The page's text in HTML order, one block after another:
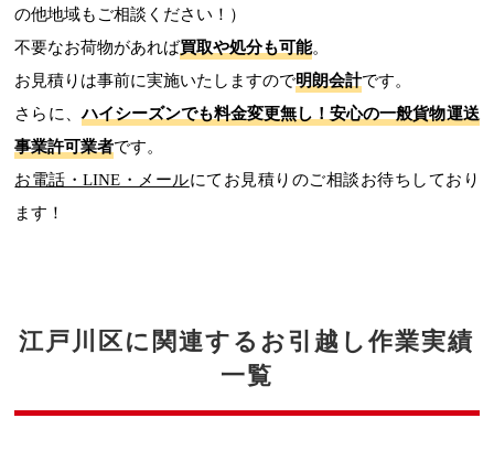
の他地域もご相談ください！）
不要なお荷物があれば買取や処分も可能。
お見積りは事前に実施いたしますので明朗会計です。
さらに、ハイシーズンでも料金変更無し！安心の一般貨物運送
事業許可業者です。
お電話・LINE・メールにてお見積りのご相談お待ちしており
ます！
江戸川区に関連するお引越し作業実績
一覧